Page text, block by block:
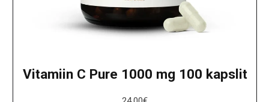
Vitamiin C Pure 1000 mg 100 kapslit